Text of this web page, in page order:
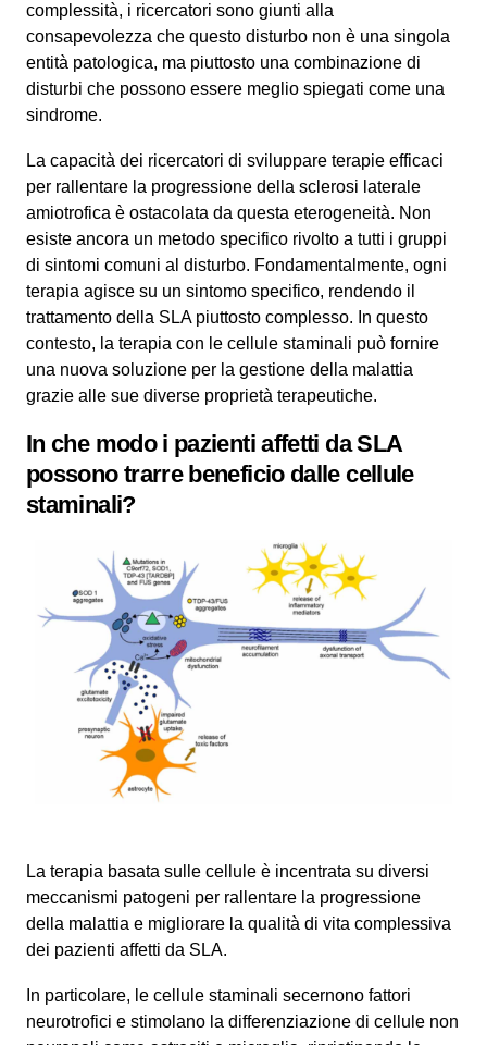
complessità, i ricercatori sono giunti alla
consapevolezza che questo disturbo non è una singola
entità patologica, ma piuttosto una combinazione di
disturbi che possono essere meglio spiegati come una
sindrome.
La capacità dei ricercatori di sviluppare terapie efficaci
per rallentare la progressione della sclerosi laterale
amiotrofica è ostacolata da questa eterogeneità. Non
esiste ancora un metodo specifico rivolto a tutti i gruppi
di sintomi comuni al disturbo. Fondamentalmente, ogni
terapia agisce su un sintomo specifico, rendendo il
trattamento della SLA piuttosto complesso. In questo
contesto, la terapia con le cellule staminali può fornire
una nuova soluzione per la gestione della malattia
grazie alle sue diverse proprietà terapeutiche.
In che modo i pazienti affetti da SLA
possono trarre beneficio dalle cellule
staminali?
La terapia basata sulle cellule è incentrata su diversi
meccanismi patogeni per rallentare la progressione
della malattia e migliorare la qualità di vita complessiva
dei pazienti affetti da SLA.
In particolare, le cellule staminali secernono fattori
neurotrofici e stimolano la differenziazione di cellule non